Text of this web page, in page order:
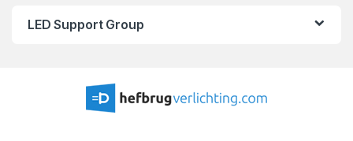
LED Support Group